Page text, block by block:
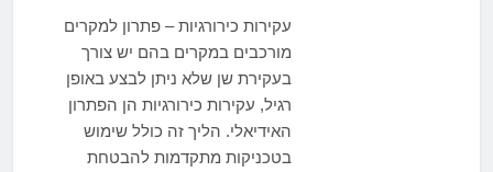
עקירות כירורגיות – פתרון למקרים
מורכבים במקרים בהם יש צורך
בעקירת שן שלא ניתן לבצע באופן
רגיל, עקירות כירורגיות הן הפתרון
האידיאלי. הליך זה כולל שימוש
בטכניקות מתקדמות להבטחת